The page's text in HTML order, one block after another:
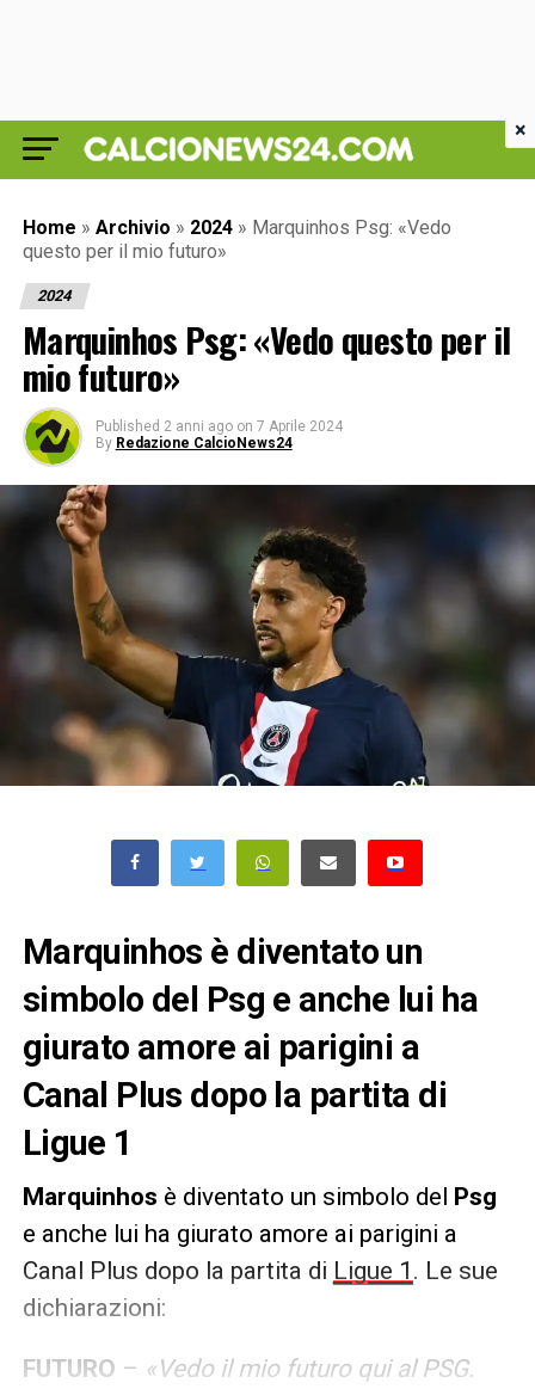
Home » Archivio » 2024 » Marquinhos Psg: «Vedo
questo per il mio futuro»
2024
Marquinhos Psg: «Vedo questo per il
mio futuro»
Published 2 anni ago on 7 Aprile 2024
By Redazione CalcioNews24
Marquinhos è diventato un
simbolo del Psg e anche lui ha
giurato amore ai parigini a
Canal Plus dopo la partita di
Ligue 1
Marquinhos è diventato un simbolo del Psg
e anche lui ha giurato amore ai parigini a
Canal Plus dopo la partita di Ligue 1 . Le sue
dichiarazioni:
FUTURO – «Vedo il mio futuro qui al PSG.
×